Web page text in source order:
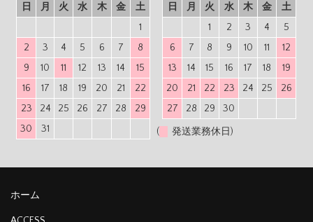
日
月 火 水 木 金
土
1
2
3 4 5 6 7
8
9
10 11 12 13 14
15
16
17 18 19 20 21
22
23
24 25 26 27 28
29
30
31
日
月 火 水 木 金
土
1
2 3 4
5
6
7 8 9 10 11
12
13
14 15 16 17 18
19
20
21 22 23 24 25
26
27
28 29 30
( 発送業務休日)
ホーム